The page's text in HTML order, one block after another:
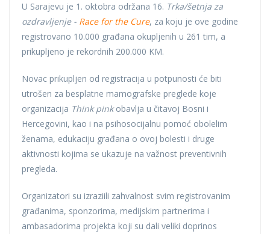
U Sarajevu je 1. oktobra održana 16. Trka/šetnja za
ozdravljenje - Race for the Cure, za koju je ove godine
registrovano 10.000 građana okupljenih u 261 tim, a
prikupljeno je rekordnih 200.000 KM.
Novac prikupljen od registracija u potpunosti će biti
utrošen za besplatne mamografske preglede koje
organizacija Think pinkobavlja u čitavoj Bosni i
Hercegovini, kao i na psihosocijalnu pomoć obolelim
ženama, edukaciju građana o ovoj bolesti i druge
aktivnosti kojima se ukazuje na važnost preventivnih
pregleda.
Organizatori su izraziili zahvalnost svim registrovanim
građanima, sponzorima, medijskim partnerima i
ambasadorima projekta koji su dali veliki doprinos